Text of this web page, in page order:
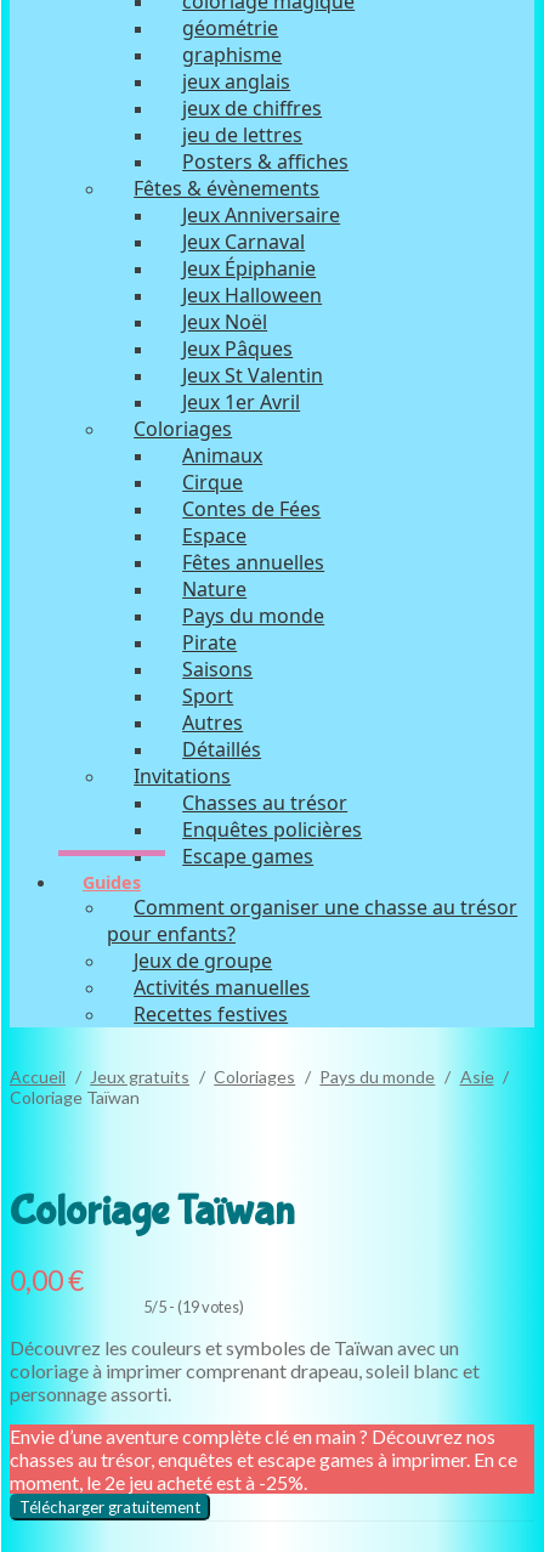
géométrie
graphisme
jeux anglais
jeux de chiffres
jeu de lettres
Posters & affiches
Fêtes & évènements
Jeux Anniversaire
Jeux Carnaval
Jeux Épiphanie
Jeux Halloween
Jeux Noël
Jeux Pâques
Jeux St Valentin
Jeux 1er Avril
Coloriages
Animaux
Cirque
Contes de Fées
Espace
Fêtes annuelles
Nature
Pays du monde
Pirate
Saisons
Sport
Autres
Détaillés
Invitations
Chasses au trésor
Enquêtes policières
Escape games
Guides
Comment organiser une chasse au trésor
pour enfants?
Jeux de groupe
Activités manuelles
Recettes festives
Accueil / Jeux gratuits / Coloriages / Pays du monde / Asie /
Coloriage Taïwan
Coloriage Taïwan
0,00€
5/5 - (19 votes)
Découvrez les couleurs et symboles de Taïwan avec un
coloriage à imprimer comprenant drapeau, soleil blanc et
personnage assorti.
Envie d’une aventure complète clé en main ? Découvrez nos
chasses au trésor, enquêtes et escape games à imprimer. En ce
moment, le 2e jeu acheté est à -25%.
Télécharger gratuitement